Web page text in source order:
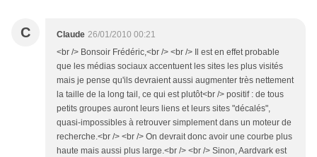
C Claude 26/01/2010 00:21
<br /> Bonsoir Frédéric,<br /> <br /> Il est en effet probable
que les médias sociaux accentuent les sites les plus visités
mais je pense qu'ils devraient aussi augmenter très nettement
la taille de la long tail, ce qui est plutôt<br /> positif : de tous
petits groupes auront leurs liens et leurs sites "décalés",
quasi-impossibles à retrouver simplement dans un moteur de
recherche.<br /> <br /> On devrait donc avoir une courbe plus
haute mais aussi plus large.<br /> <br /> Sinon, Aardvark est